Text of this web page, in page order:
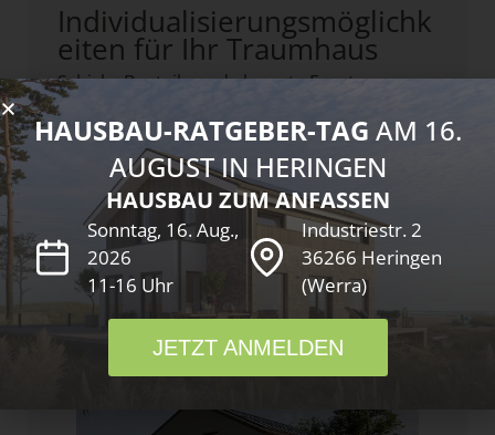
Individualisierungsmöglichk
eiten für Ihr Traumhaus
Schicke Bauteile und elegante Fenster-
Lösungen. Das architektonische Plus.
HAUSBAU-RATGEBER-TAG AM 16.
AUGUST IN HERINGEN
HAUSBAU ZUM ANFASSEN
Sonntag, 16. Aug.,
2026
11-16 Uhr
Industriestr. 2
36266 Heringen
(Werra)
JETZT ANMELDEN